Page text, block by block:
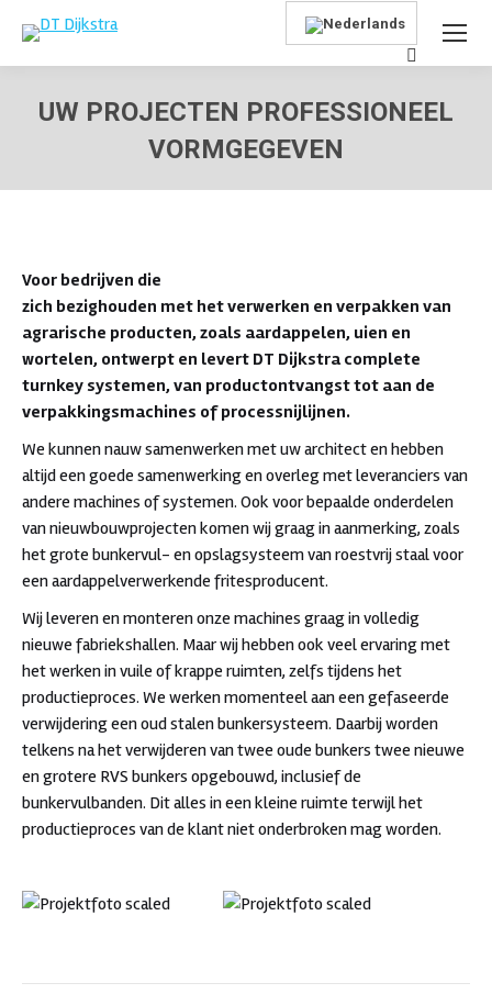
Search:
UW PROJECTEN PROFESSIONEEL
VORMGEGEVEN
Voor bedrijven die
zich bezighouden met het verwerken en verpakken van
agrarische producten, zoals aardappelen, uien en
wortelen, ontwerpt en levert DT Dijkstra complete
turnkey systemen, van productontvangst tot aan de
verpakkingsmachines of processnijlijnen.
We kunnen nauw samenwerken met uw architect en hebben
altijd een goede samenwerking en overleg met leveranciers van
andere machines of systemen. Ook voor bepaalde onderdelen
van nieuwbouwprojecten komen wij graag in aanmerking, zoals
het grote bunkervul- en opslagsysteem van roestvrij staal voor
een aardappelverwerkende fritesproducent.
Wij leveren en monteren onze machines graag in volledig
nieuwe fabriekshallen. Maar wij hebben ook veel ervaring met
het werken in vuile of krappe ruimten, zelfs tijdens het
productieproces. We werken momenteel aan een gefaseerde
verwijdering een oud stalen bunkersysteem. Daarbij worden
telkens na het verwijderen van twee oude bunkers twee nieuwe
en grotere RVS bunkers opgebouwd, inclusief de
bunkervulbanden. Dit alles in een kleine ruimte terwijl het
productieproces van de klant niet onderbroken mag worden.